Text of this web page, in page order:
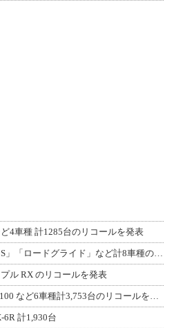
4車種 計1285台のリコールを発表
【ハーレー】「スポーツスターS」「ロードグライド」など計8車種のリコールを発表
ル RX のリコールを発表
【トライアンフ】ボンネビル T100 など6車種計3,753台のリコールを発表
6R 計1,930台